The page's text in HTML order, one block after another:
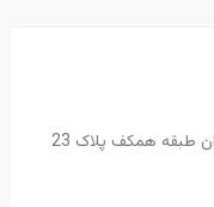
طبقه همکف پلاک 23